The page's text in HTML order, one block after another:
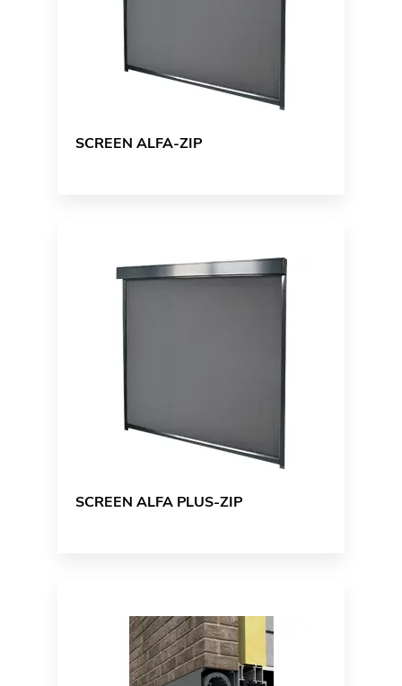
SCREEN ALFA-ZIP
SCREEN ALFA PLUS-ZIP